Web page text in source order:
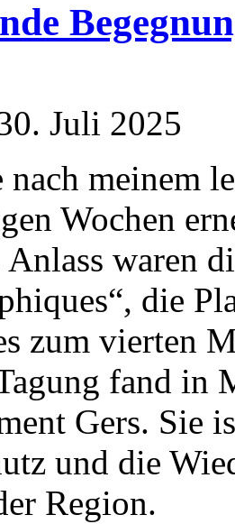
Juli 2025
nach meinem
Wochen
waren
die
zum vierten
fand in
Gers. Sie
und die
Region.